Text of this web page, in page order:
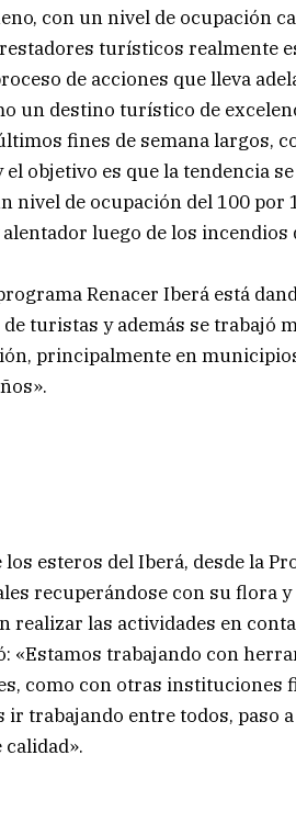
con un nivel de ocupación
turísticos realmente
de acciones que lleva
un destino turístico de
fines de semana largos,
objetivo es que la tendencia
nivel de ocupación del 100 por
luego de los incendios
Renacer Iberá está
turistas y además se trabajó
principalmente en
esteros del Iberá, desde la
recuperándose con su flora y
realizar las actividades en
«Estamos trabajando con
como con otras instituciones
ir trabajando entre todos, paso